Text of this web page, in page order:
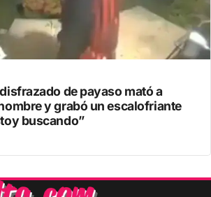
de payaso mató a
y grabó un escalofriante
buscando”